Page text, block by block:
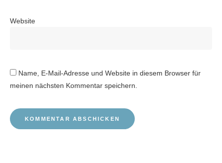
Website
Name, E-Mail-Adresse und Website in diesem Browser für
meinen nächsten Kommentar speichern.